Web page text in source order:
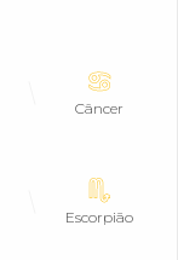
Câncer
Escorpião